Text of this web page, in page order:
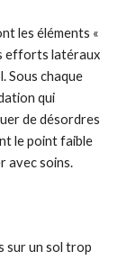
les éléments «
efforts latéraux
Sous chaque
qui
de désordres
le point faible
avec soins.
sur un sol trop